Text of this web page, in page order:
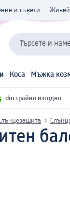
и съвети Живей
Търсете и
Коса Мъжка
dm трайно изгодно